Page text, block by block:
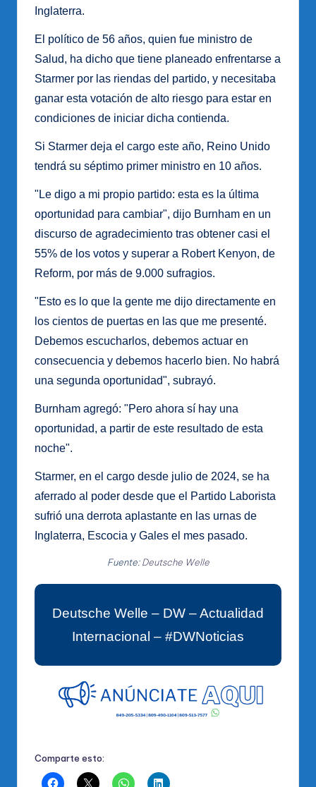
Inglaterra.
El político de 56 años, quien fue ministro de
Salud, ha dicho que tiene planeado enfrentarse a
Starmer por las riendas del partido, y necesitaba
ganar esta votación de alto riesgo para estar en
condiciones de iniciar dicha contienda.
Si Starmer deja el cargo este año, Reino Unido
tendrá su séptimo primer ministro en 10 años.
"Le digo a mi propio partido: esta es la última
oportunidad para cambiar", dijo Burnham en un
discurso de agradecimiento tras obtener casi el
55% de los votos y superar a Robert Kenyon, de
Reform, por más de 9.000 sufragios.
"Esto es lo que la gente me dijo directamente en
los cientos de puertas en las que me presenté.
Debemos escucharlos, debemos actuar en
consecuencia y debemos hacerlo bien. No habrá
una segunda oportunidad", subrayó.
Burnham agregó: "Pero ahora sí hay una
oportunidad, a partir de este resultado de esta
noche".
Starmer, en el cargo desde julio de 2024, se ha
aferrado al poder desde que el Partido Laborista
sufrió una derrota aplastante en las urnas de
Inglaterra, Escocia y Gales el mes pasado.
Fuente:Deutsche Welle
Deutsche Welle – DW – Actualidad
Internacional – #DWNoticias
Comparte esto: